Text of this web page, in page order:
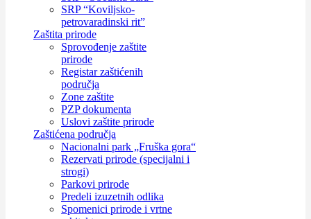
SRP “Koviljsko-
petrovaradinski rit”
Zaštita prirode
Sprovođenje zaštite
prirode
Registar zaštićenih
područja
Zone zaštite
PZP dokumenta
Uslovi zaštite prirode
Zaštićena područja
Nacionalni park „Fruška gora“
Rezervati prirode (specijalni i
strogi)
Parkovi prirode
Predeli izuzetnih odlika
Spomenici prirode i vrtne